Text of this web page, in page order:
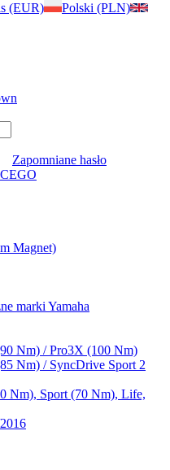
(EUR)
Polski (PLN)
Zapomniane hasło
Magnet)
marki Yamaha
Nm) / Pro3X (100 Nm)
Nm) / SyncDrive Sport 2
Nm), Sport (70 Nm), Life,